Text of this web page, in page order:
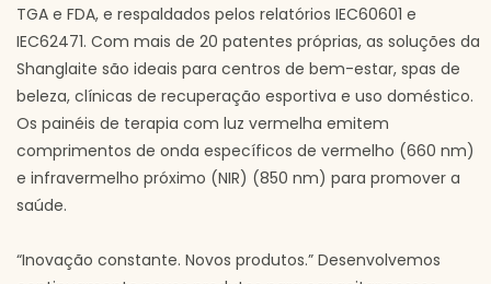
TGA e FDA, e respaldados pelos relatórios IEC60601 e
IEC62471. Com mais de 20 patentes próprias, as soluções da
Shanglaite são ideais para centros de bem-estar, spas de
beleza, clínicas de recuperação esportiva e uso doméstico.
Os painéis de terapia com luz vermelha emitem
comprimentos de onda específicos de vermelho (660 nm)
e infravermelho próximo (NIR) (850 nm) para promover a
saúde.
“Inovação constante. Novos produtos.” Desenvolvemos